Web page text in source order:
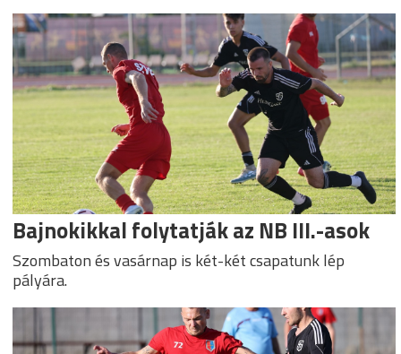
Bajnokikkal folytatják az NB III.-asok
Szombaton és vasárnap is két-két csapatunk lép
pályára.